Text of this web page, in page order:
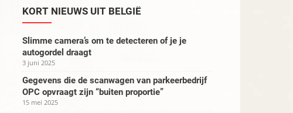
KORT NIEUWS UIT BELGIË
Slimme camera’s om te detecteren of je je
autogordel draagt
3 juni 2025
Gegevens die de scanwagen van parkeerbedrijf
OPC opvraagt zijn “buiten proportie”
15 mei 2025